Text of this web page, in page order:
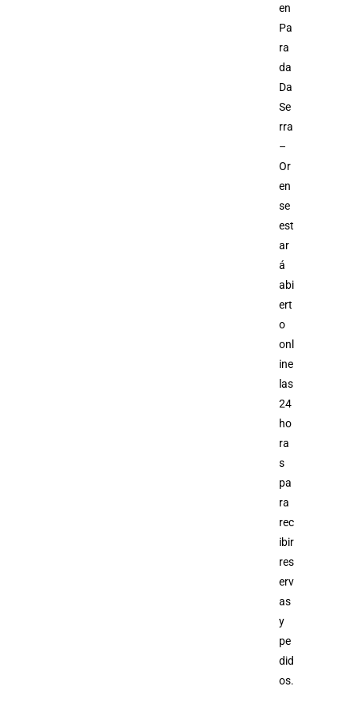
en
Pa
ra
da
Da
Se
rra
–
Or
en
se
est
ar
á
abi
ert
o
onl
ine
las
24
ho
ra
s
pa
ra
rec
ibir
res
erv
as
y
pe
did
os.